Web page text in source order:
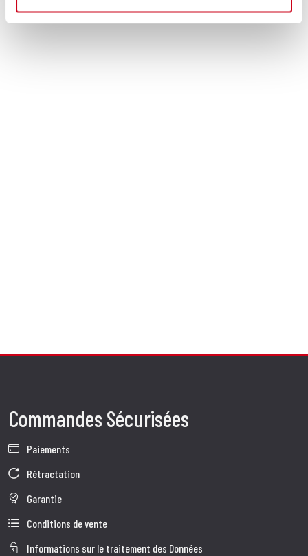
Commandes Sécurisées
Paiements
Rétractation
Garantie
Conditions de vente
Informations sur le traitement des Données